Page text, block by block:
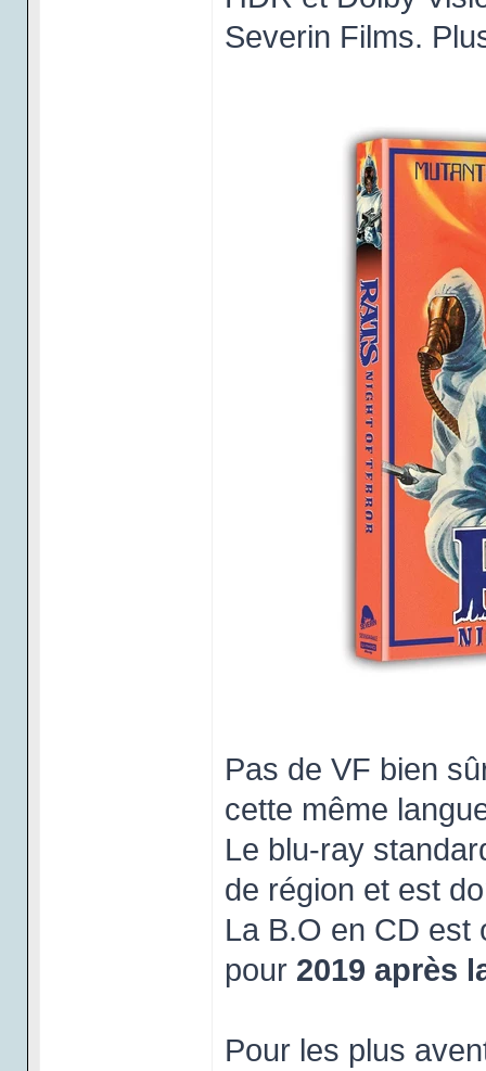
Severin Films.
Pas de VF bien
cette même
Le blu-ray
de région et est
La B.O en CD est
pour 2019 après
Pour les plus